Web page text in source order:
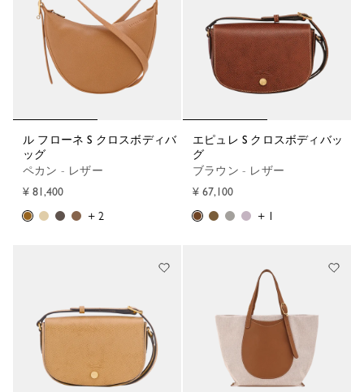
ル フローネ S クロスボディバ
ッグ
ペカン - レザー
¥ 81,400
+ 2
エピュレ S クロスボディバッ
グ
ブラウン - レザー
¥ 67,100
+ 1